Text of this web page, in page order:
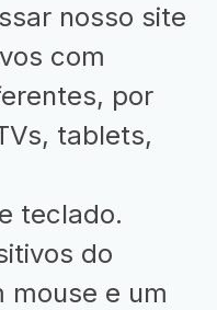
nosso site
com
por
tablets,
teclado.
do
mouse e um